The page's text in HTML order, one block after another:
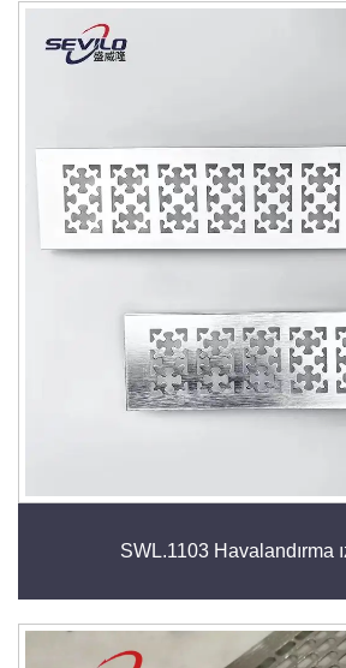
SWL.1103 Havalandırma